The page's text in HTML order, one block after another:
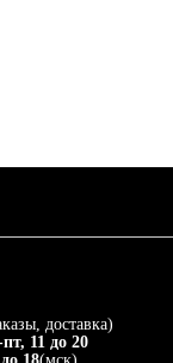
доставка)
11 до 20